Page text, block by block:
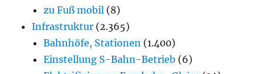
zu Fuß mobil (8)
Infrastruktur (2.365)
Bahnhöfe, Stationen (1.400)
Einstellung S-Bahn-Betrieb (6)